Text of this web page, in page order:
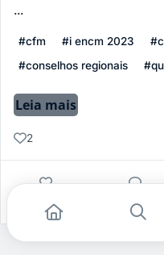
...
#cfm #i encm 2023
#conselhos regionais
Leia mais
2
Gostei Comentar